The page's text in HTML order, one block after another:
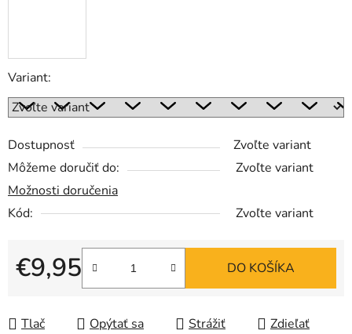
Variant:
Dostupnosť
Zvoľte variant
Môžeme doručiť do:
Zvoľte variant
Možnosti doručenia
Kód:
Zvoľte variant
€9,95
Jednotková cena:
DO KOŠÍKA
Tlač Opýtať sa Strážiť Zdieľať